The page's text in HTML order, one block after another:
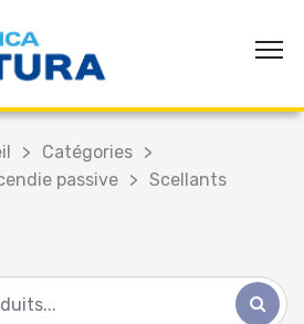
> Catégories >
passive
> Scellants